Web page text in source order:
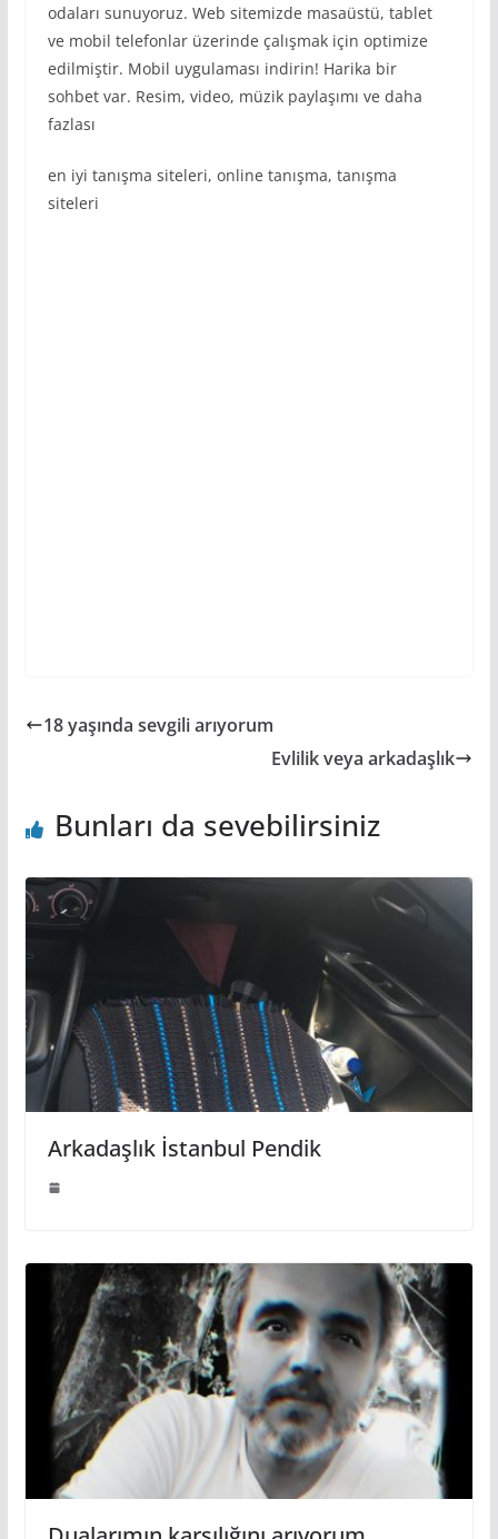
odaları sunuyoruz. Web sitemizde masaüstü, tablet
ve mobil telefonlar üzerinde çalışmak için optimize
edilmiştir. Mobil uygulaması indirin! Harika bir
sohbet var. Resim, video, müzik paylaşımı ve daha
fazlası
en iyi tanışma siteleri, online tanışma, tanışma
siteleri
18 yaşında sevgili arıyorum
Evlilik veya arkadaşlık
Bunları da sevebilirsiniz
Arkadaşlık İstanbul Pendik